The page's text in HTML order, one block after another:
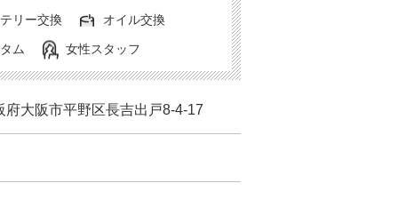
リー交換 オイル交換
ム 女性スタッフ
府大阪市平野区長吉出戸8-4-17